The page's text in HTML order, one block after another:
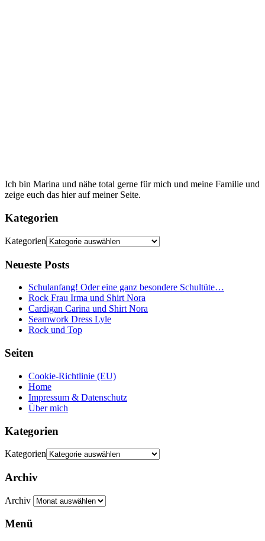
Ich bin Marina und nähe total gerne für mich und meine Familie und
zeige euch das hier auf meiner Seite.
Kategorien
Kategorien
Neueste Posts
Schulanfang! Oder eine ganz besondere Schultüte…
Rock Frau Irma und Shirt Nora
Cardigan Carina und Shirt Nora
Seamwork Dress Lyle
Rock und Top
Seiten
Cookie-Richtlinie (EU)
Home
Impressum & Datenschutz
Über mich
Kategorien
Kategorien
Archiv
Archiv
Menü